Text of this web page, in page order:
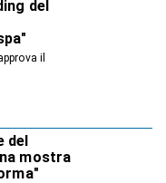
del
il
del
mostra